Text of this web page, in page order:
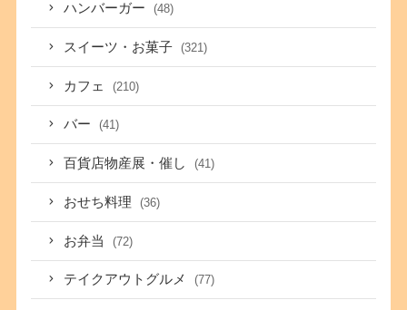
ハンバーガー (48)
スイーツ・お菓子 (321)
カフェ (210)
バー (41)
百貨店物産展・催し (41)
おせち料理 (36)
お弁当 (72)
テイクアウトグルメ (77)